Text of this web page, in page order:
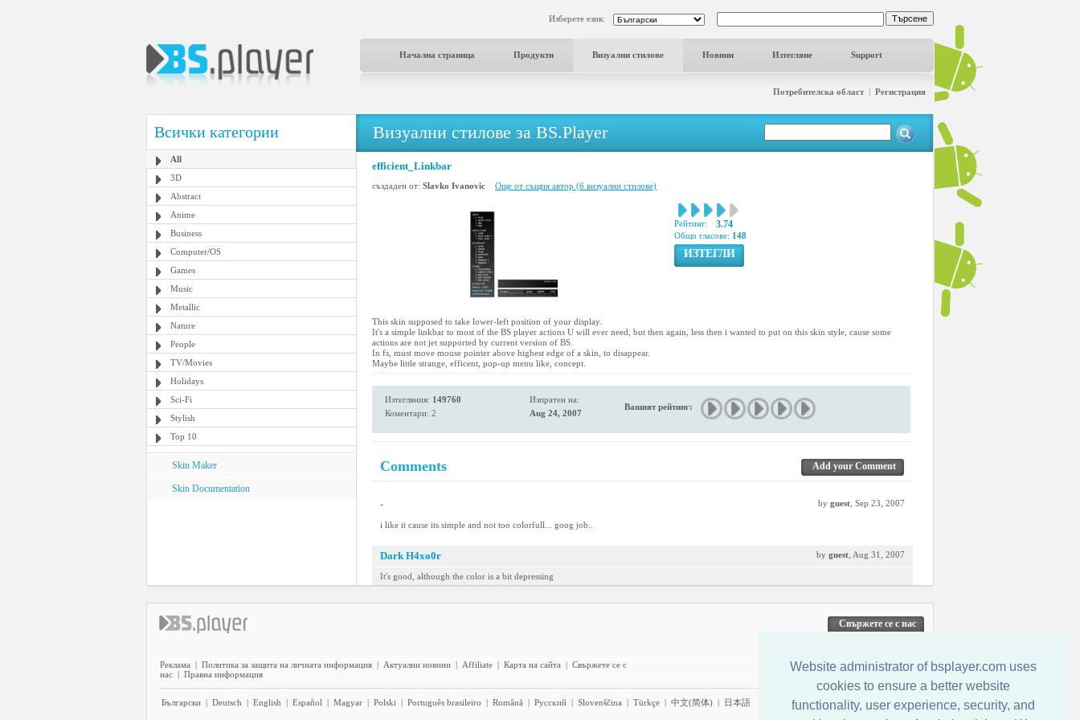
Website administrator of bsplayer.com uses
cookies to ensure a better website
functionality, user experience, security, and
Изберете език:
Начална страница Продукти Визуални стилове Новини Изтегляне Support
Потребителска област| Регистрация
Всички категории
All
3D
Abstract
Anime
Business
Computer/OS
Games
Music
Metallic
Nature
People
TV/Movies
Holidays
Sci-Fi
Stylish
Top 10
Skin Maker
Skin Documentation
Визуални стилове за BS.Player
efficient_Linkbar
създаден от: Slavko Ivanovic Още от същия автор (6 визуални стилове)
Рейтинг: 3.74
Общо гласове: 148
ИЗТЕГЛИ
This skin supposed to take lower-left position of your display.
It's a simple linkbar to most of the BS player actions U will ever need, but then again, less then i wanted to put on this skin style, cause some
actions are not jet supported by current version of BS.
In fs, must move mouse pointer above highest edge of a skin, to disappear.
Maybe little strange, efficent, pop-up menu like, concept.
Изтегляния: 149760
Коментари: 2
Изпратен на:
Aug 24, 2007
Вашият рейтинг:
Comments Add your Comment
- by guest , Sep 23, 2007
i like it cause its simple and not too colorfull... goog job..
Dark H4xo0r by guest , Aug 31, 2007
It's good, although the color is a bit depressing
Свържете се с нас
Реклама | Политика за защита на личната информация | Актуални новини | Affiliate | Карта на сайта | Свържете се с
нас | Правна информация
Български | Deutsch | English | Español | Magyar | Polski | Português brasileiro | Română | Pyccĸий | Slovenščina | Türkçe | 中文(简体) | 日本語